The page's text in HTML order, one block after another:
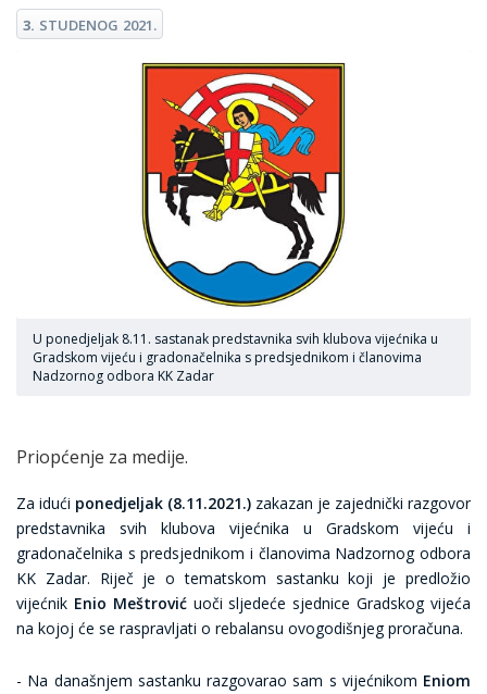
3. STUDENOG 2021.
U ponedjeljak 8.11. sastanak predstavnika svih klubova vijećnika u
Gradskom vijeću i gradonačelnika s predsjednikom i članovima
Nadzornog odbora KK Zadar
Priopćenje za medije.
Za idući ponedjeljak (8.11.2021.) zakazan je zajednički razgovor
predstavnika svih klubova vijećnika u Gradskom vijeću i
gradonačelnika s predsjednikom i članovima Nadzornog odbora
KK Zadar. Riječ je o tematskom sastanku koji je predložio
vijećnik Enio Meštrovićuoči sljedeće sjednice Gradskog vijeća
na kojoj će se raspravljati o rebalansu ovogodišnjeg proračuna.
- Na današnjem sastanku razgovarao sam s vijećnikom Eniom